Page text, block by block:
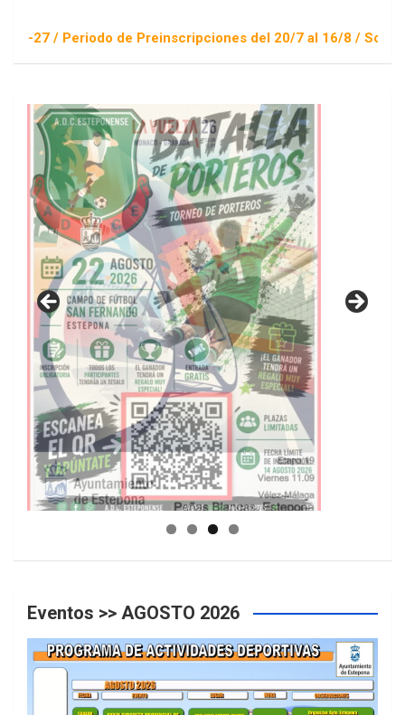
de Preinscripciones del 20/7 al 16/8 / Sorteo 1 de
GUIA DE INSTALACIONES DEPORTIVAS
Eventos >> AGOSTO 2026